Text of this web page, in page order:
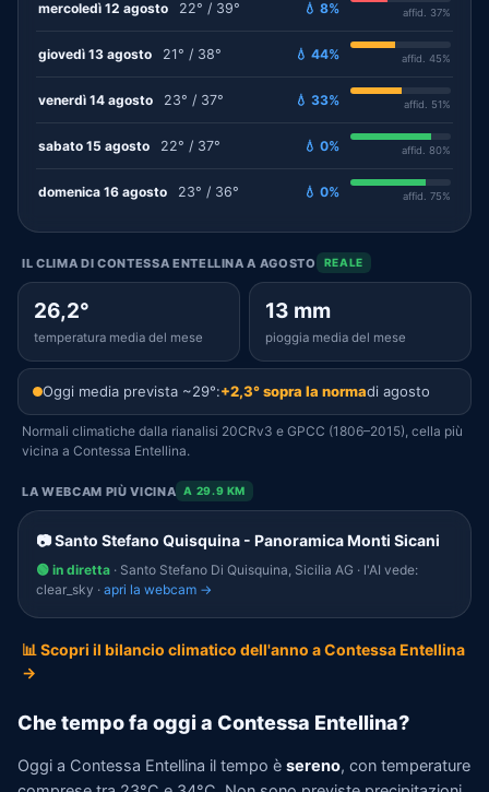
mercoledì 12 agosto 22° / 39° 💧 8% affid. 37%
giovedì 13 agosto 21° / 38° 💧 44% affid. 45%
venerdì 14 agosto 23° / 37° 💧 33% affid. 51%
sabato 15 agosto 22° / 37° 💧 0% affid. 80%
domenica 16 agosto 23° / 36° 💧 0% affid. 75%
IL CLIMA DI CONTESSA ENTELLINA A AGOSTO REALE
26,2°
temperatura media del mese
13 mm
pioggia media del mese
Oggi media prevista ~29°:+2,3° sopra la normadi agosto
Normali climatiche dalla rianalisi 20CRv3 e GPCC (1806–2015), cella più
vicina a Contessa Entellina.
LA WEBCAM PIÙ VICINA A 29.9 KM
📷 Santo Stefano Quisquina - Panoramica Monti Sicani
🟢 in diretta · Santo Stefano Di Quisquina, Sicilia AG · l'AI vede:
clear_sky · apri la webcam →
📊 Scopri il bilancio climatico dell'anno a Contessa Entellina
→
Che tempo fa oggi a Contessa Entellina?
Oggi a Contessa Entellina il tempo è sereno, con temperature